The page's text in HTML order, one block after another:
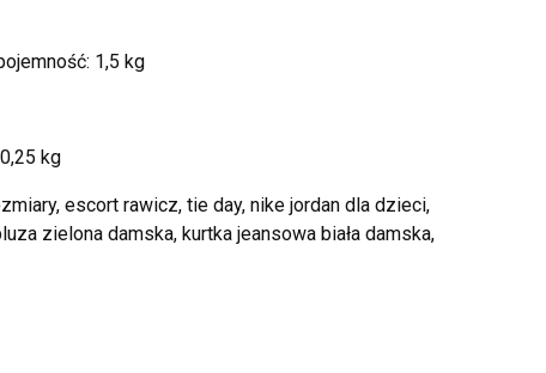
1,5 kg
kg
escort rawicz, tie day, nike jordan dla dzieci,
zielona damska, kurtka jeansowa biała damska,